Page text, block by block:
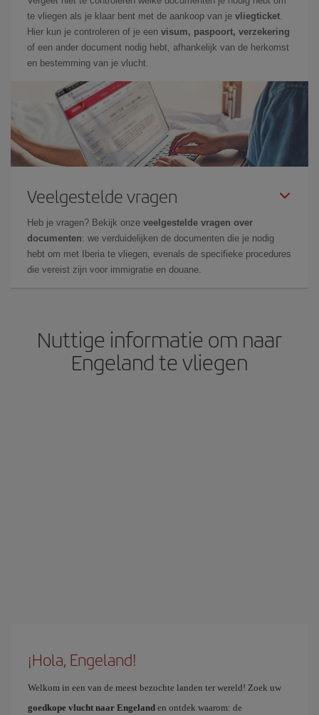
te vliegen als je klaar bent met de aankoop van je vliegticket
Hier kun je controleren of je een visum, paspoort, verzekering
of een ander document nodig hebt, afhankelijk van de herkomst
en bestemming van je vlucht.
Veelgestelde vragen
Heb je vragen? Bekijk onze veelgestelde vragen over
documenten: we verduidelijken de documenten die je nodig
hebt om met Iberia te vliegen, evenals de specifieke procedures
die vereist zijn voor immigratie en douane.
Nuttige informatie om naar
Engeland te vliegen
¡Hola, Engeland!
Welkom in een van de meest bezochte landen ter wereld! Zoek uw
goedkope vlucht naar Engeland en ontdek waarom: de